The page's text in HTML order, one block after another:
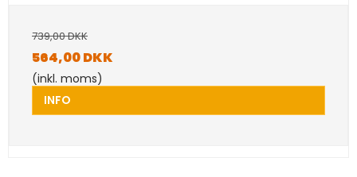
739,00 DKK
564,00 DKK
(inkl. moms)
INFO